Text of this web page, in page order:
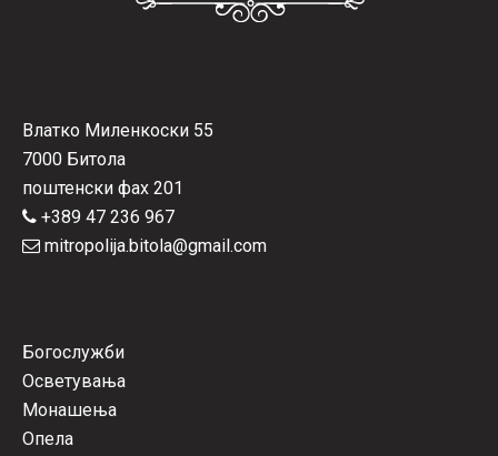
Влатко Миленкоски 55
7000 Битола
поштенски фах 201
+389 47 236 967
mitropolija.bitola@gmail.com
Богослужби
Осветувања
Монашења
Опела